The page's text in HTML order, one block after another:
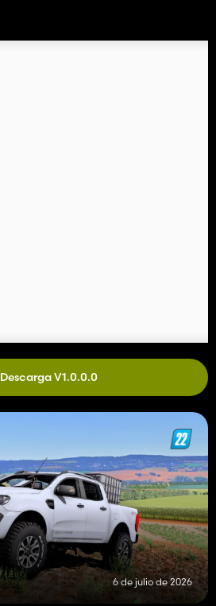
Descarga V1.0.0.0
6 de julio de 2026